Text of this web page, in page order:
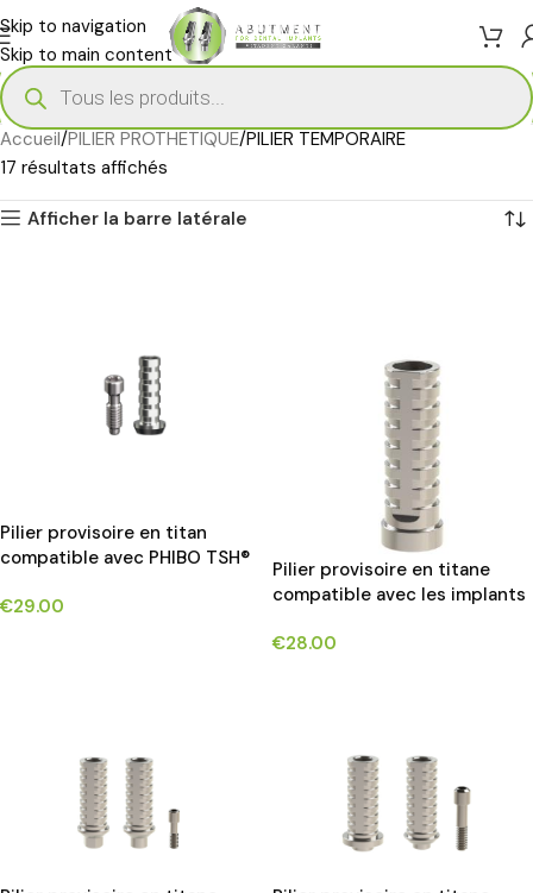
Skip to navigation
Skip to main content
Accueil PILIER PROTHETIQUE PILIER TEMPORAIRE
17 résultats affichés
Afficher la barre latérale
Pilier provisoire en titan
compatible avec PHIBO TSH®
€29.00
Pilier provisoire en titane
compatible avec les implants
€28.00